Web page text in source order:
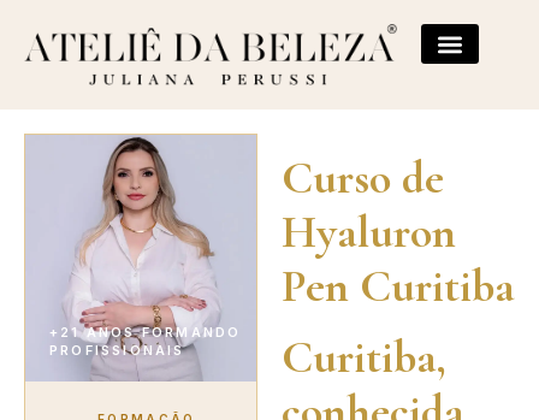
+21 ANOS FORMANDO
PROFISSIONAIS
Curso de
Hyaluron
Pen Curitiba
Curitiba,